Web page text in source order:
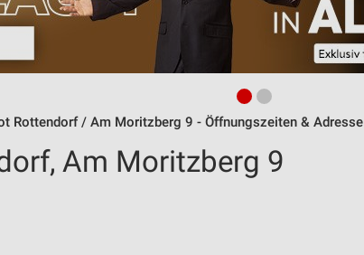
Rottendorf / Am Moritzberg 9 - Öffnungszeiten & Adresse
Am Moritzberg 9